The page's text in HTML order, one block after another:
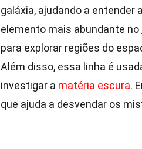
galáxia, ajudando a entender
elemento mais abundante no
para explorar regiões do
Além disso, essa linha é
investigar a matéria escura.
que ajuda a desvendar os